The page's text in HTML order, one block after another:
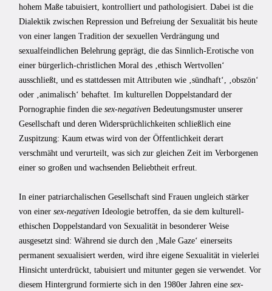
hohem Maße tabuisiert, kontrolliert und pathologisiert. Dabei ist die
Dialektik zwischen Repression und Befreiung der Sexualität bis heute
von einer langen Tradition der sexuellen Verdrängung und
sexualfeindlichen Belehrung geprägt, die das Sinnlich-Erotische von
einer bürgerlich-christlichen Moral des ‚ethisch Wertvollen‘
ausschließt, und es stattdessen mit Attributen wie ‚sündhaft‘, ‚obszön‘
oder ‚animalisch‘ behaftet. Im kulturellen Doppelstandard der
Pornographie finden die sex-negativen Bedeutungsmuster unserer
Gesellschaft und deren Widersprüchlichkeiten schließlich eine
Zuspitzung: Kaum etwas wird von der Öffentlichkeit derart
verschmäht und verurteilt, was sich zur gleichen Zeit im Verborgenen
einer so großen und wachsenden Beliebtheit erfreut.
In einer patriarchalischen Gesellschaft sind Frauen ungleich stärker
von einer sex-negativen Ideologie betroffen, da sie dem kulturell-
ethischen Doppelstandard von Sexualität in besonderer Weise
ausgesetzt sind: Während sie durch den ‚Male Gaze‘ einerseits
permanent sexualisiert werden, wird ihre eigene Sexualität in vielerlei
Hinsicht unterdrückt, tabuisiert und mitunter gegen sie verwendet. Vor
diesem Hintergrund formierte sich in den 1980er Jahren eine sex-